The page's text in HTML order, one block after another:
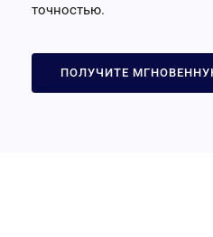
точностью.
ПОЛУЧИТЕ